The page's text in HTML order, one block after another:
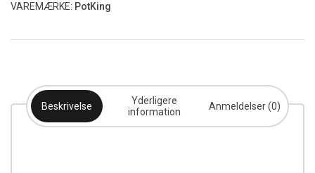
VAREMÆRKE: PotKing
Beskrivelse
Yderligere
information
Anmeldelser (0)